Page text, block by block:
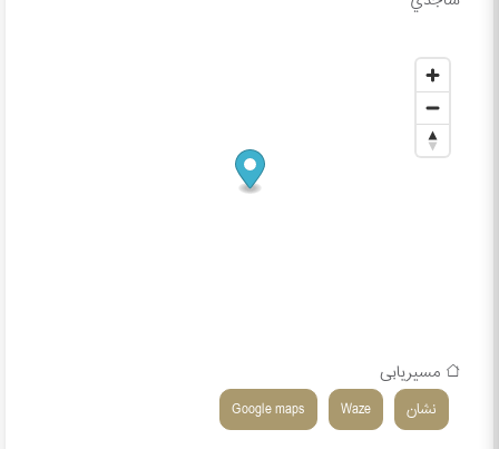
مسیریابی
نشان Waze
Google maps